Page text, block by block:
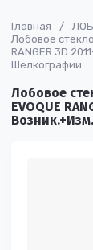
Главная /
Лобовое стекло
RANGER 3D
Шелкографии
Лобовое
EVOQUE